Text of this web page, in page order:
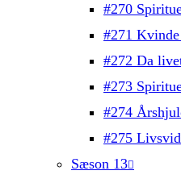
#270
#271
#272 Da
#273
#274
#275
Sæson 13